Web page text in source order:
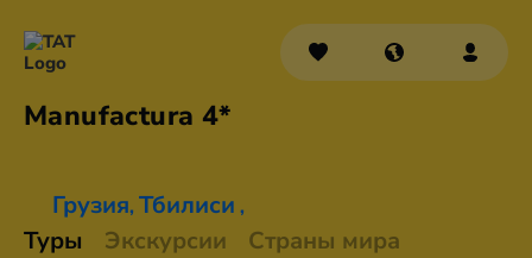
Manufactura 4*
Грузия, Тбилиси ,
Туры Экскурсии Страны мира